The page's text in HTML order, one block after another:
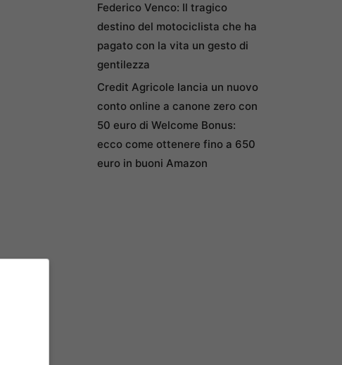
Federico Venco: Il tragico
destino del motociclista che ha
pagato con la vita un gesto di
gentilezza
Credit Agricole lancia un nuovo
conto online a canone zero con
50 euro di Welcome Bonus:
ecco come ottenere fino a 650
euro in buoni Amazon